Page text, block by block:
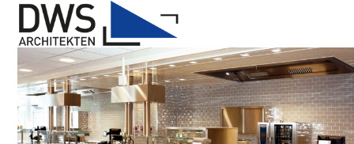
Skip
content
Open
mobile
menu
Close
mobile
menu